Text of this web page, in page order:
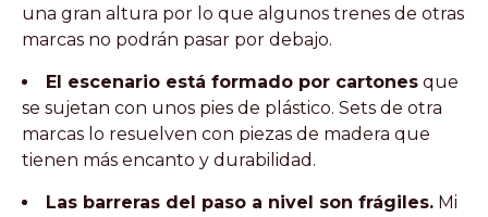
una gran altura por lo que algunos trenes de otras
marcas no podrán pasar por debajo.
El escenario está formado por cartones que
se sujetan con unos pies de plástico. Sets de otra
marcas lo resuelven con piezas de madera que
tienen más encanto y durabilidad.
Las barreras del paso a nivel son frágiles. Mi